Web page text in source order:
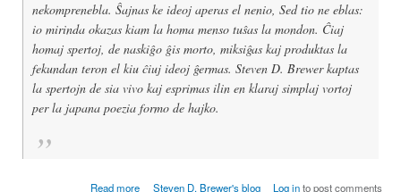
nekomprenebla. Ŝajnas ke ideoj aperas el nenio, Sed tio ne eblas:
io mirinda okazas kiam la homa menso tuŝas la mondon. Ĉiaj
homaj spertoj, de naskiĝo ĝis morto, miksiĝas kaj produktas la
fekundan teron el kiu ĉiuj ideoj ĝermas. Steven D. Brewer kaptas
la spertojn de sia vivo kaj esprimas ilin en klaraj simplaj vortoj
per la japana poezia formo de hajko.
Read more Steven D. Brewer's blog Log into post comments